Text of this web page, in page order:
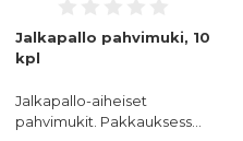
Jalkapallo pahvimuki, 10
kpl
Jalkapallo-aiheiset
pahvimukit. Pakkauksess…